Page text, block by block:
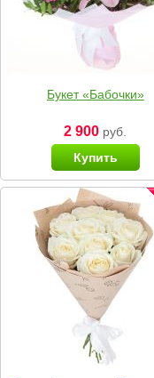
Букет «Бабочки»
2 900 руб.
Купить